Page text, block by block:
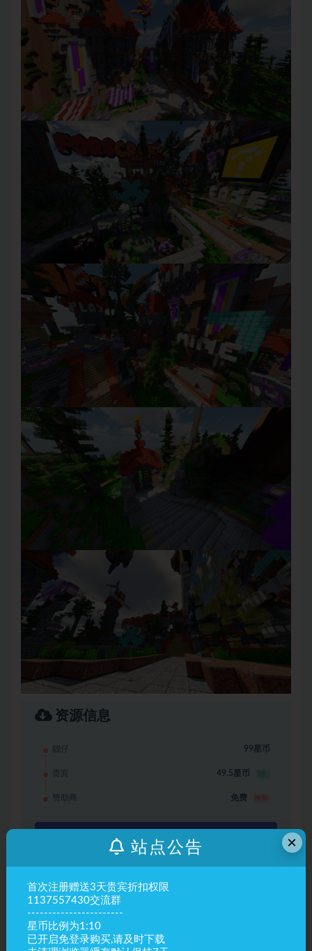
资源信息
靓仔 99星币
贵宾 49.5星币 5折
赞助商 免费
存档坐标 x:-181 y:82 z:124
最佳使用版本
有效期 永久有效
×
站点公告
首次注册赠送3天贵宾折扣权限
1137557430交流群
-----------------------
星币比例为1:10
已开启免登录购买,请及时下载